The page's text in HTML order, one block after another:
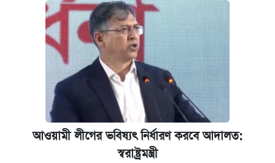
আওয়ামী লীগের ভবিষ্যৎ নির্ধারণ করবে আদালত:
স্বরাষ্ট্রমন্ত্রী